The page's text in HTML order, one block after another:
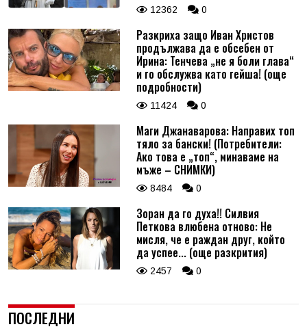
12362 0
Разкриха защо Иван Христов
продължава да е обсебен от
Ирина: Тенчева „не я боли глава“
и го обслужва като гейша! (още
подробности)
11424 0
Маги Джанаварова: Направих топ
тяло за бански! (Потребители:
Ако това е „топ“, минаваме на
мъже – СНИМКИ)
8484 0
Зоран да го духа!! Силвия
Петкова влюбена отново: Не
мисля, че е раждан друг, който
да успее... (още разкрития)
2457 0
ПОСЛЕДНИ